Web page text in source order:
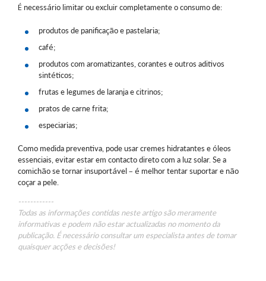
É necessário limitar ou excluir completamente o consumo de:
produtos de panificação e pastelaria;
café;
produtos com aromatizantes, corantes e outros aditivos
sintéticos;
frutas e legumes de laranja e citrinos;
pratos de carne frita;
especiarias;
Como medida preventiva, pode usar cremes hidratantes e óleos
essenciais, evitar estar em contacto direto com a luz solar. Se a
comichão se tornar insuportável – é melhor tentar suportar e não
coçar a pele.
------------
Todas as informações contidas neste artigo são meramente
informativas e podem não estar actualizadas no momento da
publicação. É necessário consultar um especialista antes de tomar
quaisquer acções e decisões!